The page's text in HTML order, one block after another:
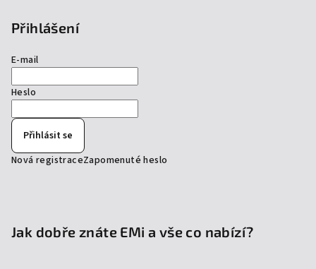
Přihlášení
E-mail
Heslo
Přihlásit se
Nová registraceZapomenuté heslo
Jak dobře znáte EMi a vše co nabízí?